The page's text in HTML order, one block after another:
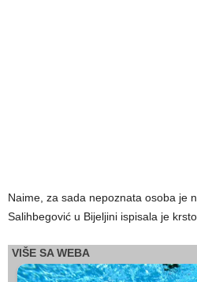
Naime, za sada nepoznata osoba je
Salihbegović u Bijeljini ispisala je